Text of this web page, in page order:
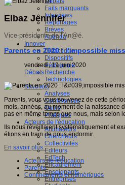
Faits marquants
Interviews
Reportages
Brèves
Agenda
Innover
Didactique
Dispositifs
Pédagogie
Recherche
Technologies
Savoir(s)
Analyses
Conférences
Outils
Pratiques
Acteurs de l'éducation
Animateurs
Chercheurs
Collectivités
Editeurs
EdTech
Encadrement
Enseignants
Entreprises
Elbaz Jennifer
Vice-présidente de l'An@é.
Parents en 2020 : l'impossible
vendredi, 19 juin 2020
Débats
Parents, vous vous souvenez de cette
mois, années, au moment de la naissance
pas en même temps que nous, mais selon
Ils nous réveillaient systématiquement et
étions en train de nous endormir.
En savoir plus...
Acteurs de leducation
Parents
Confinements et numériques